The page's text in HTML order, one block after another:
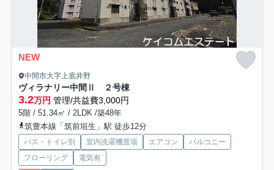
NEW
中間市大字上底井野
ヴィラナリー中間Ⅱ ２号棟
3.2万円 管理/共益費3,000円
5階 / 51.34㎡ / 2LDK /築48年
筑豊本線「筑前垣生」駅 徒歩12分
バス・トイレ別 室内洗濯機置場 エアコン
バルコニー
フローリング
電気有